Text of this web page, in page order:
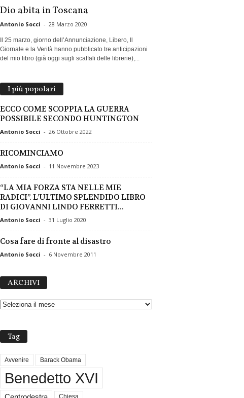
Dio abita in Toscana
Antonio Socci - 28 Marzo 2020
Il 25 marzo, giorno dell’Annunciazione, Libero, Il
Giornale e la Verità hanno pubblicato tre anticipazioni
del mio libro (già oggi sugli scaffali delle librerie),...
I più popolari
ECCO COME SCOPPIA LA GUERRA
POSSIBILE SECONDO HUNTINGTON
Antonio Socci - 26 Ottobre 2022
RICOMINCIAMO
Antonio Socci - 11 Novembre 2023
“LA MIA FORZA STA NELLE MIE
RADICI”. L’ULTIMO SPLENDIDO LIBRO
DI GIOVANNI LINDO FERRETTI...
Antonio Socci - 31 Luglio 2020
Cosa fare di fronte al disastro
Antonio Socci - 6 Novembre 2011
ARCHIVI
H
Tag
Avvenire Barack Obama
Benedetto XVI
Chiesa